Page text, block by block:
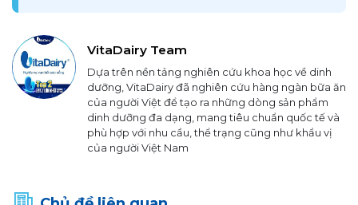
VitaDairy Team
Dựa trên nền tảng nghiên cứu khoa học về dinh
dưỡng, VitaDairy đã nghiên cứu hàng ngàn bữa ăn
của người Việt để tạo ra những dòng sản phẩm
dinh dưỡng đa dạng, mang tiêu chuẩn quốc tế và
phù hợp với nhu cầu, thể trạng cũng như khẩu vị
của người Việt Nam